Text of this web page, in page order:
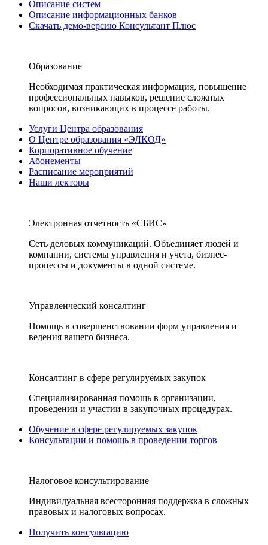
Описание систем
Описание информационных банков
Скачать демо-версию Консультант Плюс
Образование
Необходимая практическая информация, повышение
профессиональных навыков, решение сложных
вопросов, возникающих в процессе работы.
Услуги Центра образования
О Центре образования «ЭЛКОД»
Корпоративное обучение
Абонементы
Расписание мероприятий
Наши лекторы
Электронная отчетность «СБИС»
Сеть деловых коммуникаций. Объединяет людей и
компании, системы управления и учета, бизнес-
процессы и документы в одной системе.
Управленческий консалтинг
Помощь в совершенствовании форм управления и
ведения вашего бизнеса.
Консалтинг в сфере регулируемых закупок
Специализированная помощь в организации,
проведении и участии в закупочных процедурах.
Обучение в сфере регулируемых закупок
Консультации и помощь в проведении торгов
Налоговое консультирование
Индивидуальная всесторонняя поддержка в сложных
правовых и налоговых вопросах.
Получить консультацию